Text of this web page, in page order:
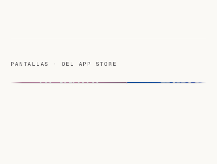
PANTALLAS · DEL APP STORE